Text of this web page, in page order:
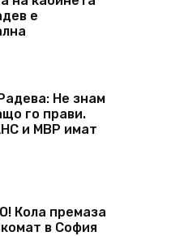
е
Не знам
го прави.
и МВР имат
Кола премаза
в София